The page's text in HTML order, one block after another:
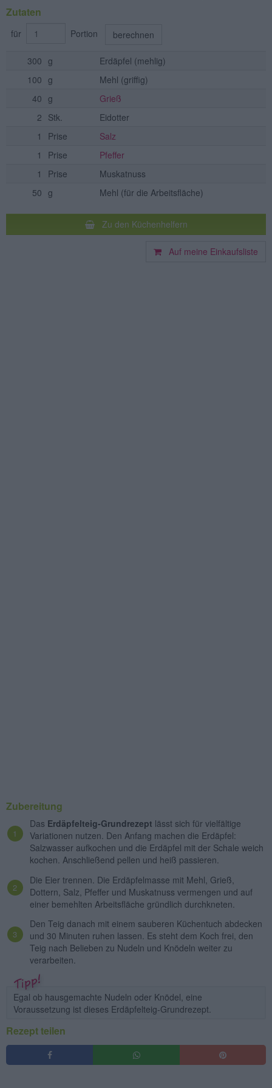
Zutaten
für Portion berechnen
300 g Erdäpfel (mehlig)
100 g Mehl (griffig)
40 g
Grieß
2 Stk.
Eidotter
1
Prise
Salz
1
Prise
Pfeffer
1
Prise
Muskatnuss
50 g Mehl (für die Arbeitsfläche)
Zu den Küchenhelfern
Auf meine Einkaufsliste
Zubereitung
Das Erdäpfelteig-Grundrezept lässt sich für vielfältige
Variationen nutzen. Den Anfang machen die Erdäpfel:
Salzwasser aufkochen und die Erdäpfel mit der Schale weich
kochen. Anschließend pellen und heiß passieren.
Die Eier trennen. Die Erdäpfelmasse mit Mehl, Grieß,
Dottern, Salz, Pfeffer und Muskatnuss vermengen und auf
einer bemehlten Arbeitsfläche gründlich durchkneten.
Den Teig danach mit einem sauberen Küchentuch abdecken
und 30 Minuten ruhen lassen. Es steht dem Koch frei, den
Teig nach Belieben zu Nudeln und Knödeln weiter zu
verarbeiten.
Egal ob hausgemachte Nudeln oder Knödel, eine
Voraussetzung ist dieses Erdäpfelteig-Grundrezept.
Rezept teilen